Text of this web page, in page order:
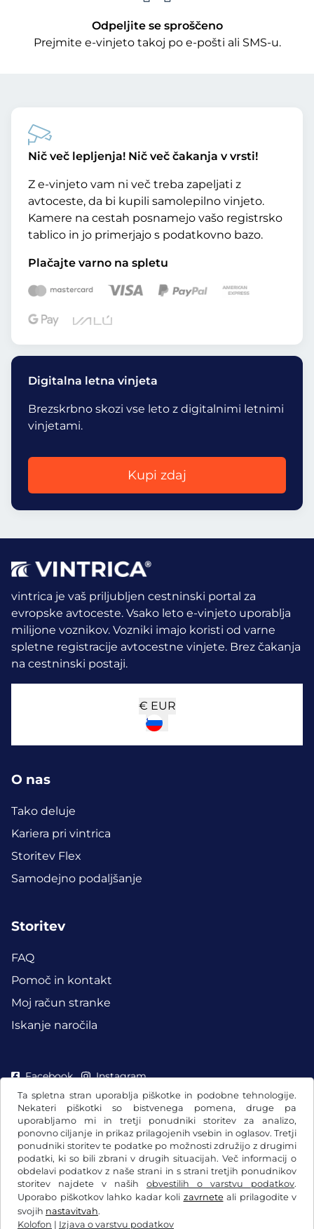
Ta spletna stran uporablja piškotke in podobne tehnologije.
Nekateri piškotki so bistvenega pomena, druge pa
uporabljamo mi in tretji ponudniki storitev za analizo,
ponovno ciljanje in prikaz prilagojenih vsebin in oglasov. Tretji
ponudniki storitev te podatke po možnosti združijo z drugimi
podatki, ki so bili zbrani v drugih situacijah. Več informacij o
obdelavi podatkov z naše strani in s strani tretjih ponudnikov
storitev najdete v naših obvestilih o varstvu podatkov.
Uporabo piškotkov lahko kadar koli zavrneteali prilagodite v
svojih nastavitvah.
Kolofon | Izjava o varstvu podatkov
Odpeljite se sproščeno
Prejmite e-vinjeto takoj po e-pošti ali SMS-u.
Nič več lepljenja! Nič več čakanja v vrsti!
Z e-vinjeto vam ni več treba zapeljati z
avtoceste, da bi kupili samolepilno vinjeto.
Kamere na cestah posnamejo vašo registrsko
tablico in jo primerjajo s podatkovno bazo.
Plačajte varno na spletu
Digitalna letna vinjeta
Brezskrbno skozi vse leto z digitalnimi letnimi
vinjetami.
Kupi zdaj
vintrica je vaš priljubljen cestninski portal za
evropske avtoceste. Vsako leto e-vinjeto uporablja
milijone voznikov. Vozniki imajo koristi od varne
spletne registracije avtocestne vinjete. Brez čakanja
na cestninski postaji.
€ EUR
O nas
Tako deluje
Kariera pri vintrica
Storitev Flex
Samodejno podaljšanje
Storitev
FAQ
Pomoč in kontakt
Moj račun stranke
Iskanje naročila
Facebook Instagram